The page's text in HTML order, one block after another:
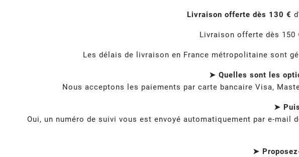
Livraison offerte dès 130 €
Livraison offerte dès 150
Les délais de livraison en France métropolitaine sont
➤ Quelles sont les
Nous acceptons les paiements par carte bancaire Visa,
➤
Oui, un numéro de suivi vous est envoyé automatiquement par e-
➤